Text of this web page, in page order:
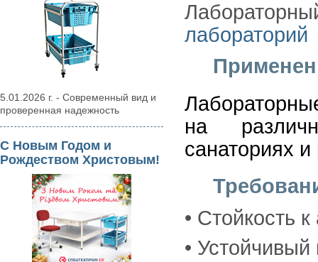
5.01.2026 г. - Современный вид и
проверенная надежность
С Новым Годом и
Рождеством Христовым!
лабораторий
на
санаториях
• Стойкость
•